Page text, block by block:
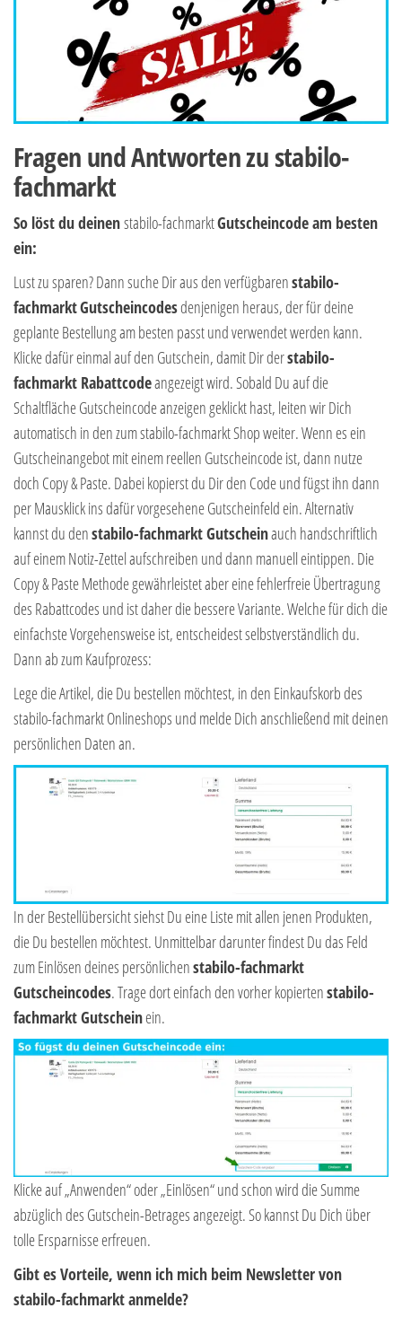
Fragen und Antworten zu stabilo-
fachmarkt
So löst du deinenstabilo-fachmarktGutscheincode am besten
ein:
Lust zu sparen? Dann suche Dir aus den verfügbarenstabilo-
fachmarktGutscheincodesdenjenigen heraus, der für deine
geplante Bestellung am besten passt und verwendet werden kann.
Klicke dafür einmal auf den Gutschein, damit Dir derstabilo-
fachmarkt Rabattcodeangezeigt wird. Sobald Du auf die
Schaltfläche Gutscheincode anzeigen geklickt hast, leiten wir Dich
automatisch in den zum stabilo-fachmarkt Shop weiter. Wenn es ein
Gutscheinangebot mit einem reellen Gutscheincode ist, dann nutze
doch Copy & Paste. Dabei kopierst du Dir den Code und fügst ihn dann
per Mausklick ins dafür vorgesehene Gutscheinfeld ein. Alternativ
kannst du denstabilo-fachmarkt Gutscheinauch handschriftlich
auf einem Notiz-Zettel aufschreiben und dann manuell eintippen. Die
Copy & Paste Methode gewährleistet aber eine fehlerfreie Übertragung
des Rabattcodes und ist daher die bessere Variante. Welche für dich die
einfachste Vorgehensweise ist, entscheidest selbstverständlich du.
Dann ab zum Kaufprozess:
Lege die Artikel, die Du bestellen möchtest, in den Einkaufskorb des
stabilo-fachmarkt Onlineshops und melde Dich anschließend mit deinen
persönlichen Daten an.
In der Bestellübersicht siehst Du eine Liste mit allen jenen Produkten,
die Du bestellen möchtest. Unmittelbar darunter findest Du das Feld
zum Einlösen deines persönlichenstabilo-fachmarkt
Gutscheincodes. Trage dort einfach den vorher kopiertenstabilo-
fachmarkt Gutscheinein.
Klicke auf „Anwenden“ oder „Einlösen“ und schon wird die Summe
abzüglich des Gutschein-Betrages angezeigt. So kannst Du Dich über
tolle Ersparnisse erfreuen.
Gibt es Vorteile, wenn ich mich beim Newsletter von
stabilo-fachmarkt anmelde?